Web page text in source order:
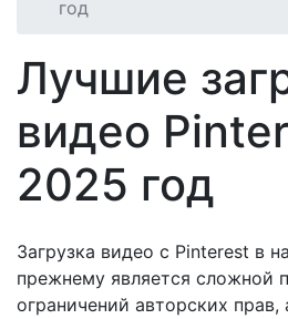
год
Лучшие
видео
2025 год
Загрузка видео с Pinterest в
прежнему является сложной
ограничений авторских